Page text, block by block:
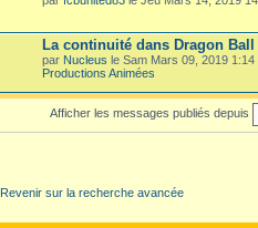
La continuité dans Dragon Ball
par Nucleus le Sam Mars 09, 2019
Productions Animées
Afficher les messages publiés depuis
Revenir sur la recherche avancée